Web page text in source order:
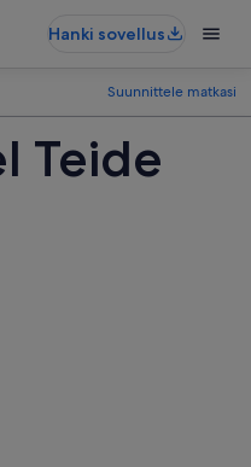
Hanki sovellus
Suunnittele matkasi
Teide